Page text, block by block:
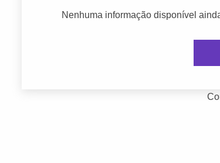
Nenhuma informação disponível